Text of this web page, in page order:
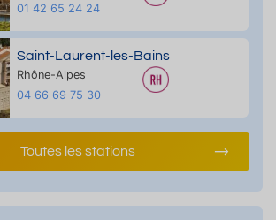
01 42 65 24 24
Saint-Laurent-les-Bains
Rhône-Alpes
04 66 69 75 30
Toutes les stations